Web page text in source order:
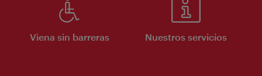
Viena sin barreras Nuestros servicios